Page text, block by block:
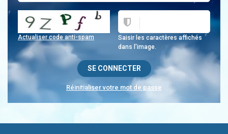
Saisir les caractères affichés
dans l'image.
Actualiser code anti-spam
Réinitialiser votre mot de passe